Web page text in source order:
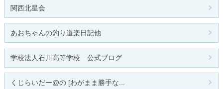
関西北星会
あおちゃんの釣り道楽日記他
学校法人石川高等学校 公式ブログ
くじらいだー@の [わがまま勝手な...